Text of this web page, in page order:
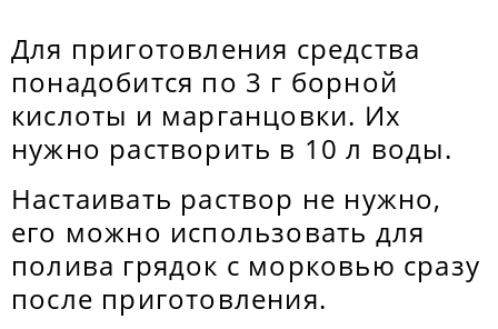
Для приготовления средства
понадобится по 3 г борной
кислоты и марганцовки. Их
нужно растворить в 10 л воды.
Настаивать раствор не нужно,
его можно использовать для
полива грядок с морковью сразу
после приготовления.